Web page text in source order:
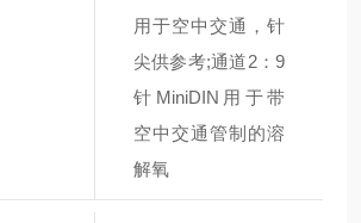
用于空中交通，针
尖供参考;通道2：9
针MiniDIN用于带
空中交通管制的溶
解氧